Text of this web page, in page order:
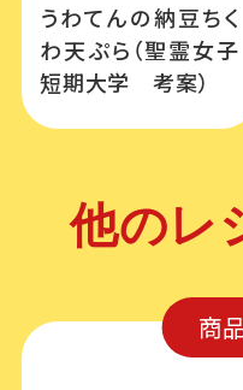
うわてんの納豆ちく
わ天ぷら（聖霊女子
短期大学 考案）
他のレ
商